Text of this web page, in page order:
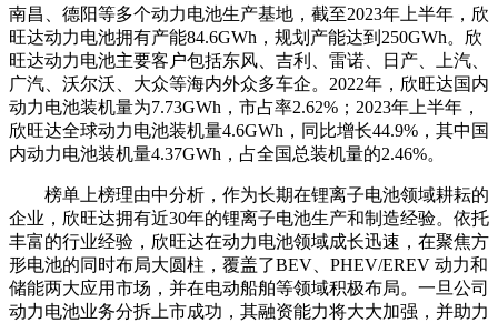
南昌、德阳等多个动力电池生产基地，截至2023年上半年，欣
旺达动力电池拥有产能84.6GWh，规划产能达到250GWh。欣
旺达动力电池主要客户包括东风、吉利、雷诺、日产、上汽、
广汽、沃尔沃、大众等海内外众多车企。2022年，欣旺达国内
动力电池装机量为7.73GWh，市占率2.62%；2023年上半年，
欣旺达全球动力电池装机量4.6GWh，同比增长44.9%，其中国
内动力电池装机量4.37GWh，占全国总装机量的2.46%。
榜单上榜理由中分析，作为长期在锂离子电池领域耕耘的
企业，欣旺达拥有近30年的锂离子电池生产和制造经验。依托
丰富的行业经验，欣旺达在动力电池领域成长迅速，在聚焦方
形电池的同时布局大圆柱，覆盖了BEV、PHEV/EREV 动力和
储能两大应用市场，并在电动船舶等领域积极布局。一旦公司
动力电池业务分拆上市成功，其融资能力将大大加强，并助力